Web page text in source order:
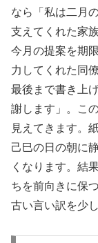
なら「私は二月
支えてくれた家
今月の提案を期
力してくれた同
最後まで書き上
謝します」。こ
見えてきます。
己巳の日の朝に
くなります。結
ちを前向きに保
古い言い訳を少